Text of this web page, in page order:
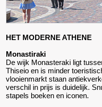
HET MODERNE ATHENE
Monastiraki
De wijk Monasteraki ligt
Thiseio en is minder
vlooienmarkt staan
verschil in prijs is duidelijk.
stapels boeken en iconen.